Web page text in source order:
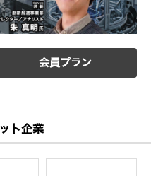
会員プラン
ト企業